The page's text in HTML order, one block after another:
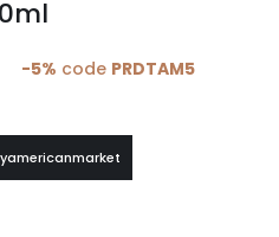
-5% code PRDTAM5